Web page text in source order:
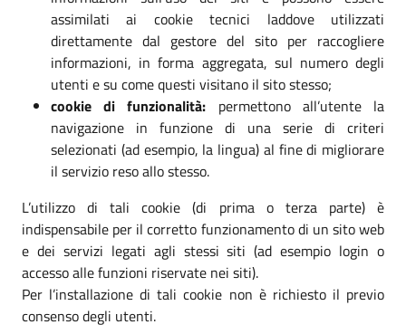
assimilati ai cookie tecnici laddove utilizzati
direttamente dal gestore del sito per raccogliere
informazioni, in forma aggregata, sul numero degli
utenti e su come questi visitano il sito stesso;
cookie di funzionalità: permettono all’utente la
navigazione in funzione di una serie di criteri
selezionati (ad esempio, la lingua) al fine di migliorare
il servizio reso allo stesso.
L’utilizzo di tali cookie (di prima o terza parte) è
indispensabile per il corretto funzionamento di un sito web
e dei servizi legati agli stessi siti (ad esempio login o
accesso alle funzioni riservate nei siti).
Per l’installazione di tali cookie non è richiesto il previo
consenso degli utenti.